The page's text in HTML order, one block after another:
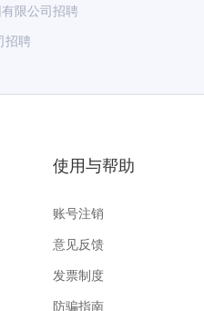
限公司招聘
招聘
使用与帮助
账号注销
意见反馈
发票制度
防骗指南